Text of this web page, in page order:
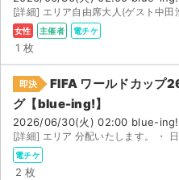
女性 主催者 電チケ
1 枚
即決
FIFA ワールドカップ
グ【blue-ing!】
2026/06/30(火) 02:00 blue-ing!
[詳細] エリア 分配いたします。 ・
電チケ
2 枚